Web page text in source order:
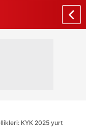
KYK 2025 yurt